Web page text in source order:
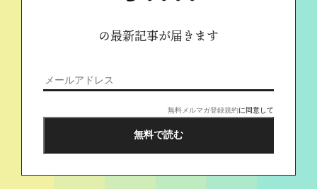
の最新記事が届きます
無料メルマガ登録規約に同意して